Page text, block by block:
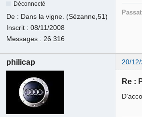
Déconnecté
De : Dans la vigne. (Sézanne,51)
Inscrit :08/11/2008
Messages :26 316
philicap 20/
Re :